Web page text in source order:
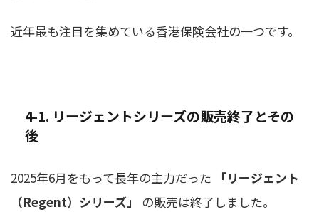
近年最も注目を集めている香港保険会社の一つです。
4-1. リージェントシリーズの販売終了とその
後
2025年6月をもって長年の主力だった
「リージェント
（Regent）シリーズ」
の販売は終了しました。